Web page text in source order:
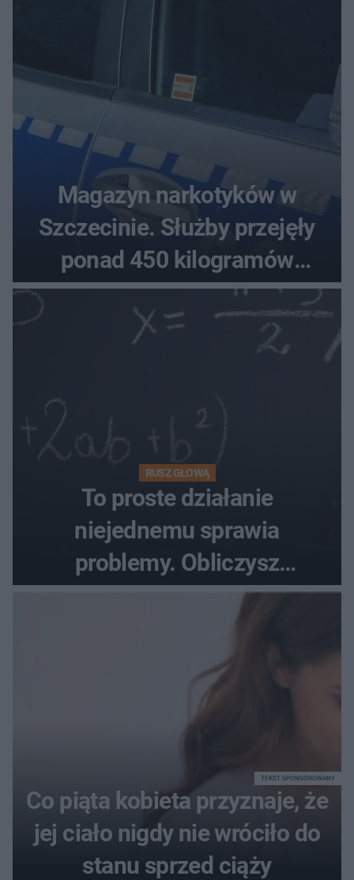
Magazyn narkotyków w
Szczecinie. Służby przejęły
ponad 450 kilogramów
towaru
RUSZ GŁOWĄ
To proste działanie
niejednemu sprawia
problemy. Obliczysz
poprawnie, ile to jest
Co piąta kobieta przyznaje, że
jej ciało nigdy nie wróciło do
stanu sprzed ciąży
TEKST SPONSOROWANY